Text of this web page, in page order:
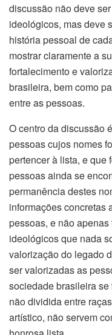
discussão não deve
ideológicos, mas deve
história pessoal de
mostrar claramente a
fortalecimento e
brasileira, bem como
entre as pessoas.
O centro da discussão
pessoas cujos nomes
pertencer à lista, e que
pessoas ainda se
permanência destes
informações concretas
pessoas, e não
ideológicos que nada
valorização do legado
ser valorizadas as
sociedade brasileira
não dividida entre
artístico, não servem